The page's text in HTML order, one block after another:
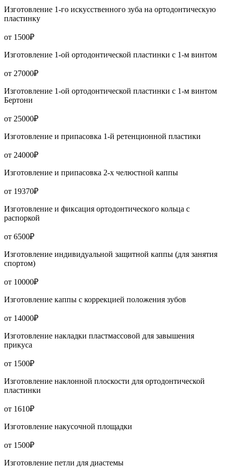
Изготовление 1-го искусственного зуба на ортодонтическую
пластинку
от 1500₽
Изготовление 1-ой ортодонтической пластинки с 1-м винтом
от 27000₽
Изготовление 1-ой ортодонтической пластинки с 1-м винтом
Бертони
от 25000₽
Изготовление и припасовка 1-й ретенционной пластики
от 24000₽
Изготовление и припасовка 2-х челюстной каппы
от 19370₽
Изготовление и фиксация ортодонтического кольца с
распоркой
от 6500₽
Изготовление индивидуальной защитной каппы (для занятия
спортом)
от 10000₽
Изготовление каппы с коррекцией положения зубов
от 14000₽
Изготовление накладки пластмассовой для завышения
прикуса
от 1500₽
Изготовление наклонной плоскости для ортодонтической
пластинки
от 1610₽
Изготовление накусочной площадки
от 1500₽
Изготовление петли для диастемы